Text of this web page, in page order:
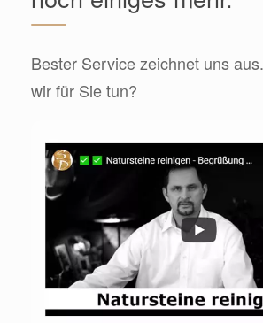
Bester Service zeichnet uns
wir für Sie tun?